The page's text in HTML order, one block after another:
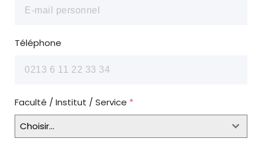
Téléphone
Faculté / Institut / Service *
Choisir...